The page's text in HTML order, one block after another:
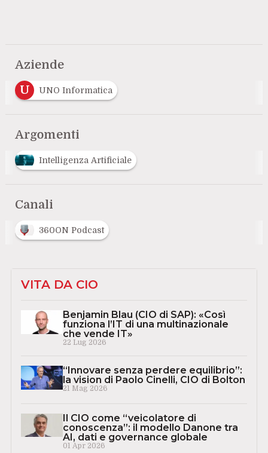
Aziende
U
UNO Informatica
Argomenti
Intelligenza Artificiale
Canali
360ON Podcast
VITA DA CIO
Benjamin Blau (CIO di SAP): «Così
funziona l’IT di una multinazionale
che vende IT»
22 Lug 2026
“Innovare senza perdere equilibrio”:
la vision di Paolo Cinelli, CIO di Bolton
21 Mag 2026
Il CIO come “veicolatore di
conoscenza”: il modello Danone tra
AI, dati e governance globale
01 Apr 2026